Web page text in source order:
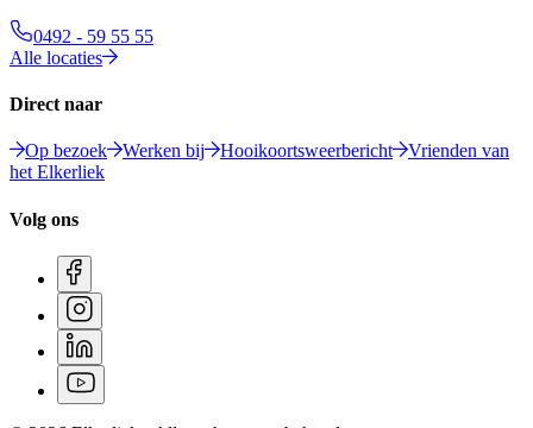
0492 - 59 55 55
Alle locaties
Direct naar
Op bezoek Werken bij Hooikoortsweerbericht
Vrienden van
het Elkerliek
Volg ons